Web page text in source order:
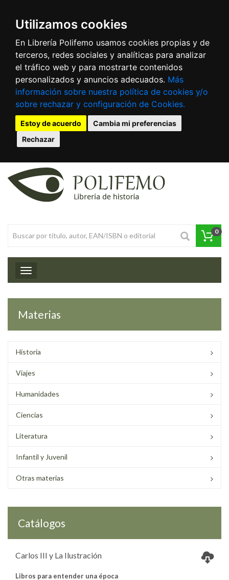
Utilizamos cookies
En Librería Polifemo usamos cookies propias y de
terceros, redes sociales y analíticas para analizar
el tráfico web y para mostrarte contenidos
personalizados y anuncios adecuados. Más
información sobre nuestra política de cookies y/o
sobre rechazar y configuración de Cookies.
Estoy de acuerdo
Cambia mi preferencias
Rechazar
0
Toggle navigation
Materias
Historia
Viajes
Humanidades
Ciencias
Literatura
Infantil y Juvenil
Otras materias
Catálogos
Carlos III y La Ilustración
Libros para entender una época